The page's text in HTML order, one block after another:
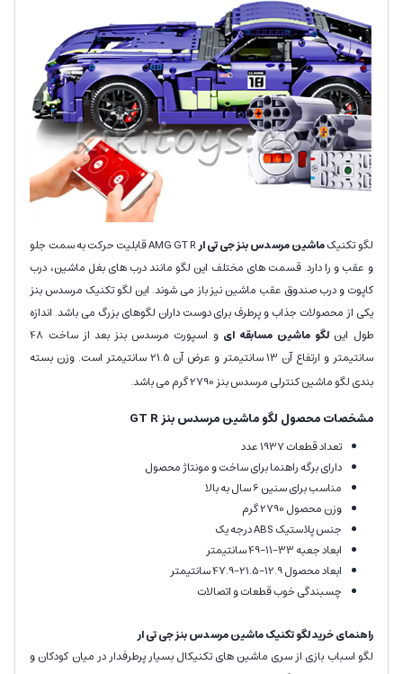
لگو تکنیکماشین مرسدس بنز جی تی ار
AMG GT R قابلیت حرکت به سمت جلو
و عقب و را دارد. قسمت های مختلف این لگو مانند درب های بغل ماشین، درب
کاپوت و درب صندوق عقب ماشین نیز باز می شوند. این لگو تکنیک مرسدس بنز
یکی از محصولات جذاب و پرطرف برای دوست داران لگوهای بزرگ می باشد. اندازه
طول این لگو ماشین مسابقه ای
و اسپورت مرسدس بنز بعد از ساخت 48
سانتیمتر و ارتفاع آن 13 سانتیمتر و عرض آن 21.5 سانتیمتر است. وزن بسته
بندی لگو ماشین کنترلی مرسدس بنز 2790 گرم می باشد.
مشخصات محصول لگو ماشین مرسدس بنز GT R
تعداد قطعات 1937 عدد
دارای برگه راهنما برای ساخت و مونتاژ محصول
مناسب برای سنین 6 سال به بالا
وزن محصول 2790 گرم
جنس پلاستیک ABS درجه یک
ابعاد جعبه 33-11-49 سانتیمتر
ابعاد محصول 12.9-21.5-47.9 سانتیمتر
چسبندگی خوب قطعات و اتصالات
راهنمای خرید لگو تکنیک ماشین مرسدس بنز جی تی ار
لگو اسباب بازی از سری ماشین های تکنیکال بسیار پرطرفدار در میان کودکان و